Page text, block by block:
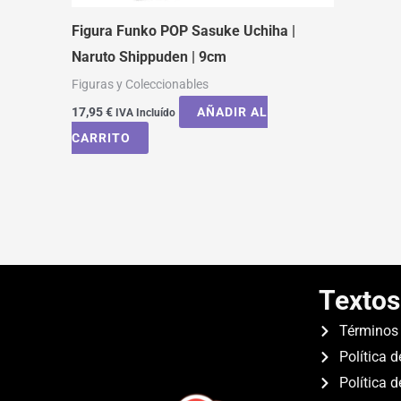
Figura Funko POP Sasuke Uchiha |
Naruto Shippuden | 9cm
Figuras y Coleccionables
17,95€ IVA Incluído
AÑADIR AL
CARRITO
Política
Política